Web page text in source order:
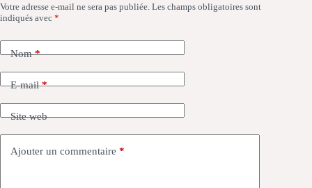
Votre adresse e-mail ne sera pas publiée. Les champs obligatoires sont
indiqués avec *
Nom*
E-mail*
Site web
Ajouter un commentaire *